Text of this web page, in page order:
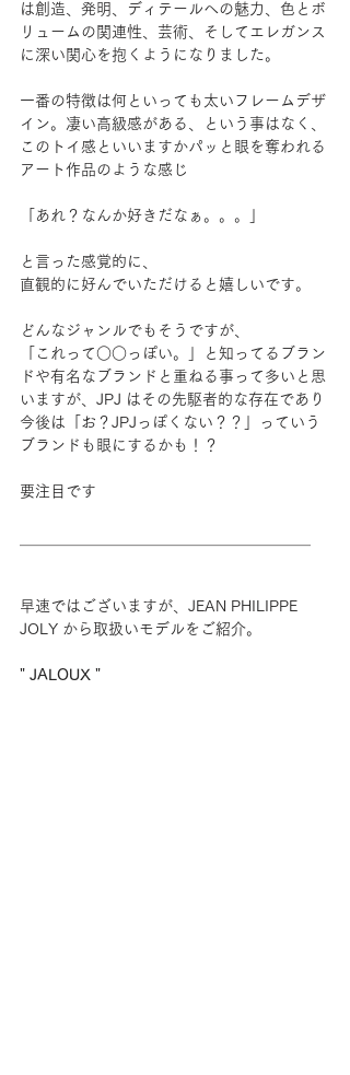
は創造、発明、ディテールへの魅力、色とボ
リュームの関連性、芸術、そしてエレガンス
に深い関心を抱くようになりました。
一番の特徴は何といっても太いフレームデザ
イン。凄い高級感がある、という事はなく、
このトイ感といいますかパッと眼を奪われる
アート作品のような感じ
「あれ？なんか好きだなぁ。。。」
と言った感覚的に、
直観的に好んでいただけると嬉しいです。
どんなジャンルでもそうですが、
「これって○○っぽい。」と知ってるブラン
ドや有名なブランドと重ねる事って多いと思
いますが、JPJ はその先駆者的な存在であり
今後は「お？JPJっぽくない？？」っていう
ブランドも眼にするかも！？
要注目です
早速ではございますが、JEAN PHILIPPE
JOLY から取扱いモデルをご紹介。
" JALOUX "